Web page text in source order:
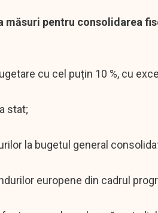
măsuri pentru consolidarea
cu cel puțin 10 %, cu
stat;
la bugetul general
europene din cadrul